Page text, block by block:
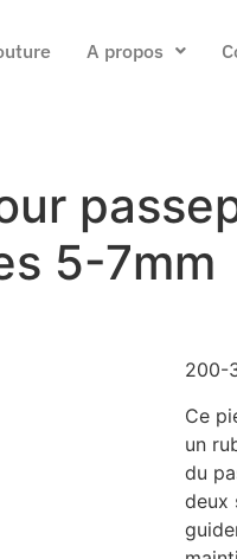
A propos
5-7mm
200-
Ce
un
du
deux